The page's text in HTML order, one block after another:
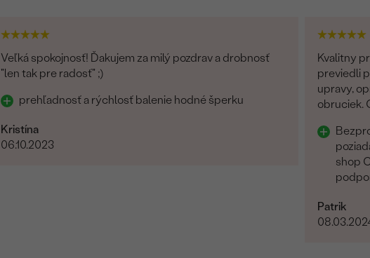
Veľká spokojnosť! Ďakujem za milý pozdrav a drobnosť
"len tak pre radosť" ;)
prehľadnosť a rýchlosť balenie hodné šperku
Kristína
06.10.2023
Kvalitny
previedli
upravy,
obruciek.
shop
Patrik